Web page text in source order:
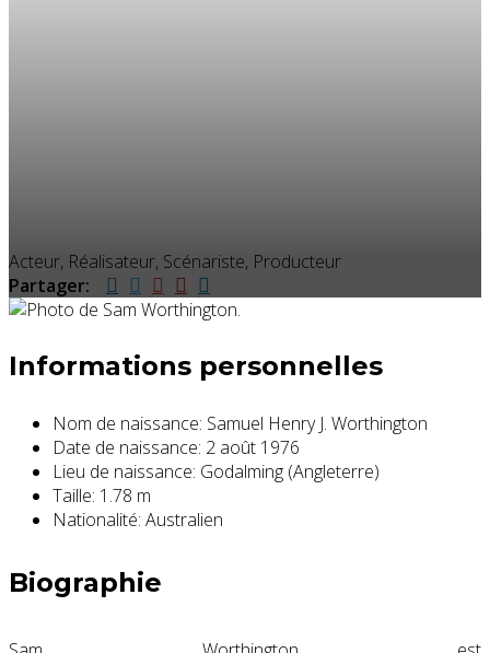
Acteur, Réalisateur, Scénariste, Producteur
Partager:
Informations personnelles
Nom de naissance: Samuel Henry J. Worthington
Date de naissance: 2 août 1976
Lieu de naissance: Godalming (Angleterre)
Taille: 1.78 m
Nationalité: Australien
Biographie